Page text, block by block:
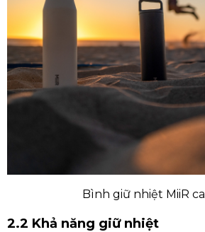
Bình giữ nhiệt MiiR
2.2 Khả năng giữ nhiệt